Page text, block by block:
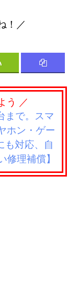
！／
う ／
まで。スマ
ホン・ゲー
も対応、自
修理補償】